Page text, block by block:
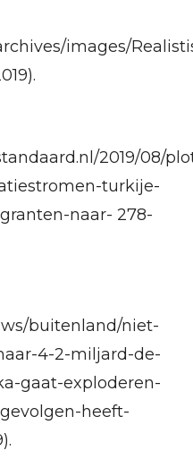
images/
2019/08/
turkije-
naar- 278-
buitenland/niet-
4-2-miljard-de-
gaat-exploderen-
heeft-